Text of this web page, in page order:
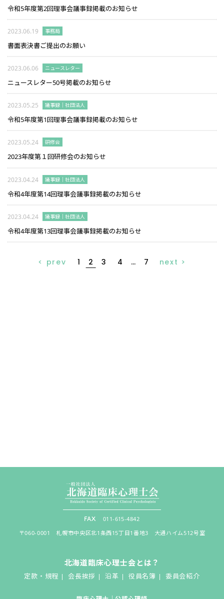
令和5年度第2回理事会議事録掲載のお知らせ
2023.06.19 事務局
書面表決書ご提出のお願い
2023.06.06 ニュースレター
ニュースレター50号掲載のお知らせ
2023.05.25 議事録｜社団法人
令和5年度第1回理事会議事録掲載のお知らせ
2023.05.24 研修会
2023年度第１回研修会のお知らせ
2023.04.24 議事録｜社団法人
令和4年度第14回理事会議事録掲載のお知らせ
2023.04.24 議事録｜社団法人
令和4年度第13回理事会議事録掲載のお知らせ
< prev 1 2 3 4 … 7 next >
011-615-4842
〒060-0001 札幌市中央区北1条西15丁目1番地3 大通ハイム512号室
北海道臨床心理士会とは？
定款・規程 会長挨拶 沿革 役員名簿 委員会紹介